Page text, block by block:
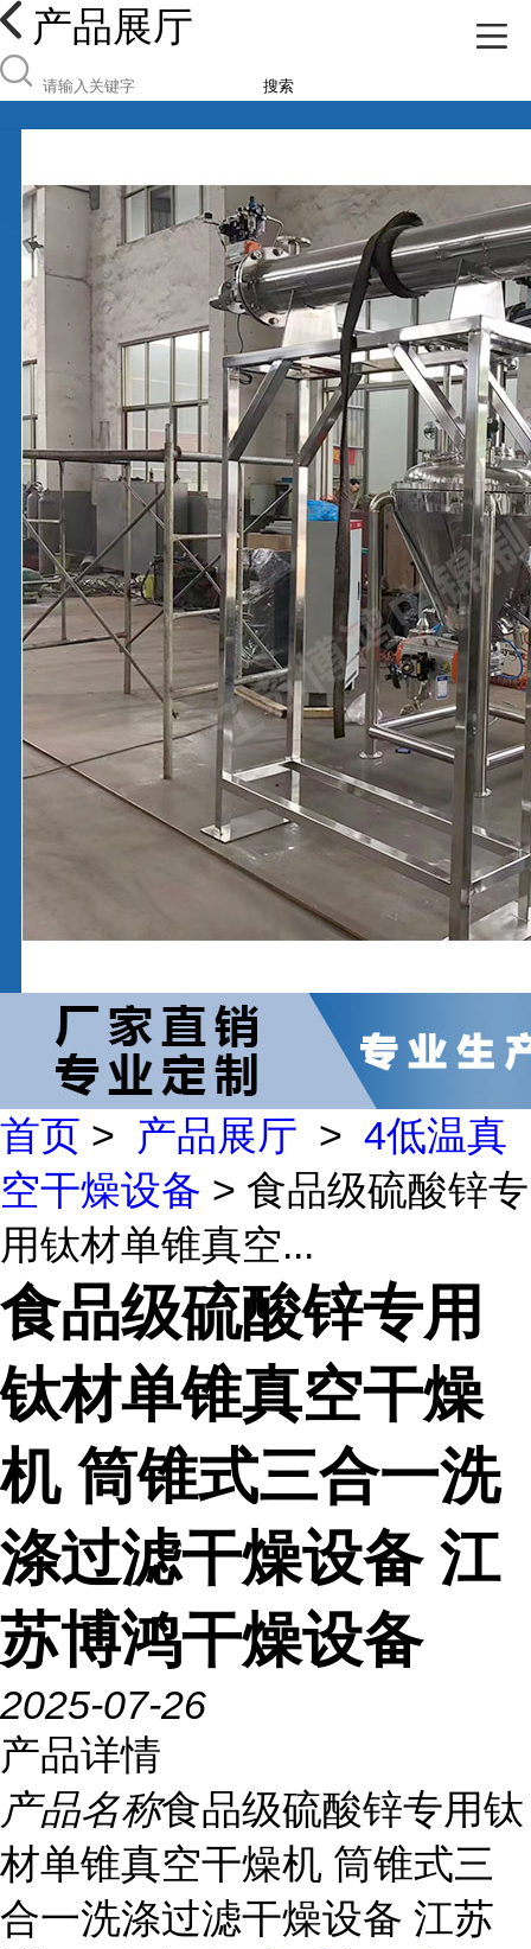
产品展厅
搜索
首页 > 产品展厅 > 4低温真
空干燥设备 > 食品级硫酸锌专
用钛材单锥真空...
食品级硫酸锌专用
钛材单锥真空干燥
机 筒锥式三合一洗
涤过滤干燥设备 江
苏博鸿干燥设备
2025-07-26
产品详情
产品名称食品级硫酸锌专用钛
材单锥真空干燥机 筒锥式三
合一洗涤过滤干燥设备 江苏